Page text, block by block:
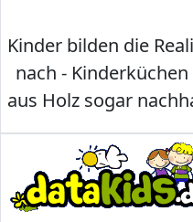
Kinder bilden die
nach -
aus Holz sogar